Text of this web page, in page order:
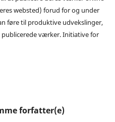
websted) forud for og under
føre til produktive udvekslinger,
værker. Initiative for
forfatter(e)